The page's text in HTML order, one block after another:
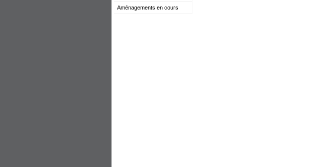
Aménagements en cours